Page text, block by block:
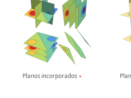
Planos incorporados